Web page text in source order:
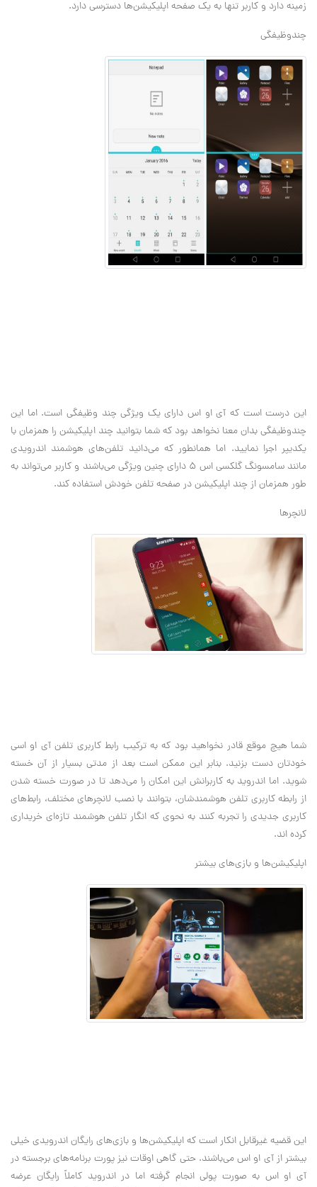
زمینه دارد و کاربر تنها به یک صفحه اپلیکیشن‌ها دسترسی دارد.
چندوظیفگی
این درست است که آی او اس دارای یک ویژگی چند وظیفگی است. اما این
چندوظیفگی بدان معنا نخواهد بود که شما بتوانید چند اپلیکیشن را همزمان با
یکدیپر اجرا نمایید. اما همانطور که می‌دانید تلفن‌های هوشمند اندرویدی
مانند سامسونگ گلکسی اس ۵ دارای چنین ویژگی می‌باشند و کاربر می‌تواند به
طور همزمان از چند اپلیکیشن در صفحه تلفن خودش استفاده کند.
لانچر‌ها
شما هیچ موقع قادر نخواهید بود که به ترکیب رابط کاربری تلفن آی او اسی
خودتان دست بزنید. بنابر این ممکن است بعد از مدتی بسیار از آن خسته
شوید. اما اندروید به کاربرانش این امکان را می‌دهد تا در صورت خسته شدن
از رابطه کاربری تلفن هوشمندشان، بتوانند با نصب لانچر‌های مختلف، رابط‌های
کاربری جدیدی را تجربه کنند به نحوی که انگار تلفن هوشمند تازه‌ای خریداری
کرده اند.
اپلیکیشن‌ها و بازی‌های بیشتر
این قضیه غیرقابل انکار است که اپلیکیشن‌ها و بازی‌های رایگان اندرویدی خیلی
بیشتر از آی او اس می‌باشند. حتی گاهی اوقات نیز پورت برنامه‌های برجسته در
آی او اس به صورت پولی انجام گرفته اما در اندروید کاملاً رایگان عرضه